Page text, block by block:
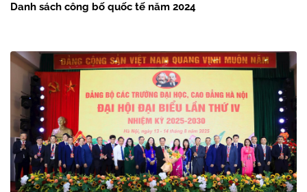
Danh sách công bố quốc tế năm 2024